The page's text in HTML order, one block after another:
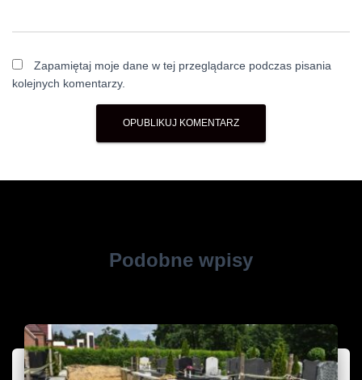
Zapamiętaj moje dane w tej przeglądarce podczas pisania
kolejnych komentarzy.
Podobne wpisy